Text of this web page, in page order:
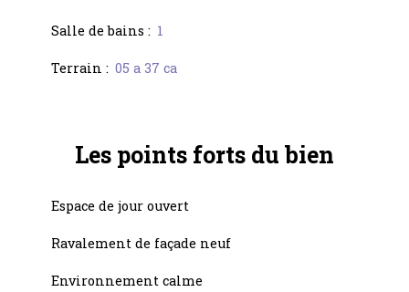
Salle de bains : 1
Terrain : 05 a 37 ca
Les points forts du bien
Espace de jour ouvert
Ravalement de façade neuf
Environnement calme